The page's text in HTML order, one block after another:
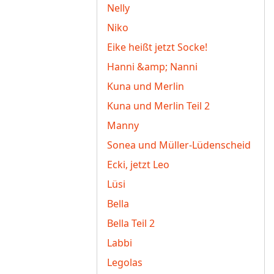
Nelly
Niko
Eike heißt jetzt Socke!
Hanni &amp; Nanni
Kuna und Merlin
Kuna und Merlin Teil 2
Manny
Sonea und Müller-Lüdenscheid
Ecki, jetzt Leo
Lüsi
Bella
Bella Teil 2
Labbi
Legolas